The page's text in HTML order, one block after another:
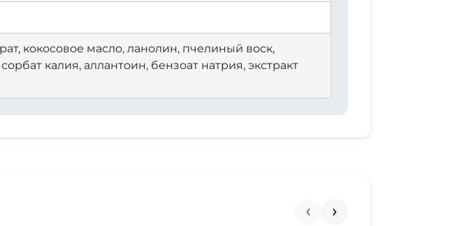
кокосовое масло, ланолин, пчелиный воск,
калия, аллантоин, бензоат натрия, экстракт